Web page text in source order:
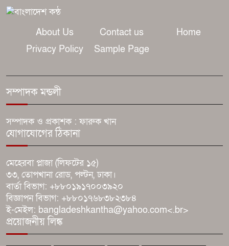
ভূমিকম্প ঝুঁকি কমাতে ত্রুটিপূর্ণ
ভবনের বিরুদ্ধে ব্যবস্থা নেওয়া হচ্ছে:
ব্রাহ্মণবাড়িয়ায় শিক্ষকদের সঙ্গে জেলা
প্রশাসনের মতবিনিময়।
কসবায় ২৬৪ কেজি গাঁজাসহ মাদক
ব্যবসায়ী গ্রেফতার
আশুগঞ্জে মেঘনা নদী থেকে বালু
উত্তোলনের প্রতিবাদে মানববন্ধন, ঢাকা-
সিলেট মহাসড়কে তীব্র যানজট
About Us Contact us
Home
Privacy Policy
Sample Page
সম্পাদক মন্ডলী
সম্পাদক ও প্রকাশক : ফারুক খান
যোগাযোগের ঠিকানা
মেহেরবা প্লাজা (লিফটের ১৫)
৩৩, তোপখানা রোড, পল্টন, ঢাকা।
বার্তা বিভাগ: +৮৮০১৯১৭০০৩৯২০
বিজ্ঞাপন বিভাগ: +৮৮০১৭৬৮৩৮২৩৮৪
ই-মেইল: bangladeshkantha@yahoo.com<.br>
প্রয়োজনীয় লিঙ্ক